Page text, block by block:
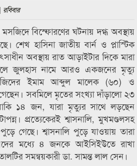
মসজিদে বিস্ফোরণের ঘটনায় দগ্ধ অবস্থায়
শেখ হাসিনা জাতীয় বার্ন ও প্লাস্টিক
অবস্থায় রাত আড়াইটার দিকে মারা
জুলহাস নামে আরও একজনের মৃত্যু
ইমাম আব্দুল মালেক (৬০) ও
সবমিলে মৃতের সংখ্যা দাঁড়ালো ২৩
১৪ জন, যারা মৃত্যুর সাথে লড়ছেন
প্রত্যেকেরই শ্বাসনালি, মুখমণ্ডলসহ
গেছে। শ্বাসনালি পুড়ে যাওয়ায় তারা
মধ্যে ৪ জনকে আইসিইউতে রাখা
সমন্বয়কারী ডা. সামন্ত লাল সেন।